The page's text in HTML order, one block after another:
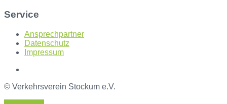
Service
Ansprechpartner
Datenschutz
Impressum
© Verkehrsverein Stockum e.V.